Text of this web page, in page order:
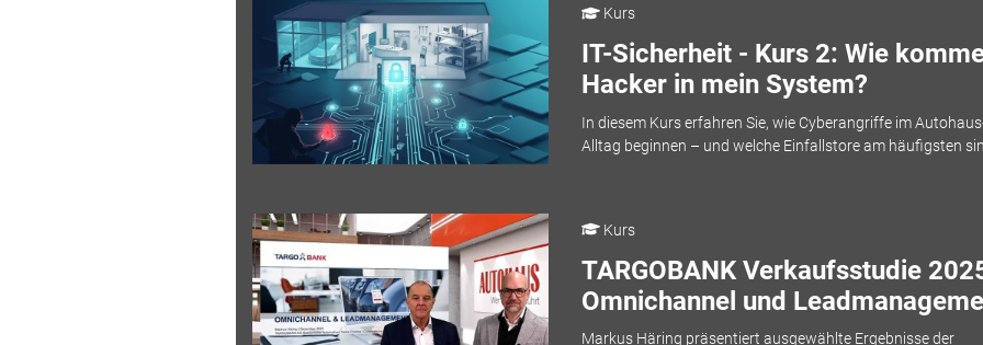
Kurs
IT-Sicherheit - Kurs 2: Wie
Hacker in mein System?
In diesem Kurs erfahren Sie, wie Cyberangriffe im
Alltag beginnen – und welche Einfallstore am häufigsten
Kurs
TARGOBANK Verkaufsstudie
Omnichannel und
Markus Häring präsentiert ausgewählte Ergebnisse der